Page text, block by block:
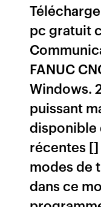
pc gratuit
FANUC
Windows.
puissant
disponible
récentes
modes de
dans ce